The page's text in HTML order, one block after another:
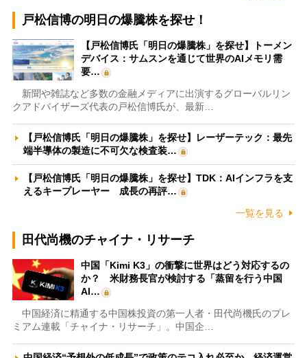
戸松信博の明日の爆騰株を探せ！
【戸松信博氏「明日の爆騰株」を探せ】トーメン
デバイス：サムスンを通じて世界のAIメモリ需
要…
新聞や雑誌など多数の金融メディアに出演するグローバルリン
クアドバイザーズ代表の戸松信博氏が、最新…
【戸松信博氏「明日の爆騰株」を探せ】レーザーテック：最先
端半導体の製造に不可欠な検査装…
【戸松信博氏「明日の爆騰株」を探せ】TDK：AIインフラを支
えるキープレーヤー 成長の再評…
一覧を見る
田代尚機のチャイナ・リサーチ
中国「Kimi K3」の衝撃に世界はどう対応するの
か？ 米財務長官が検討する「蒸留を行う中国
AI…
中国経済に精通する中国株投資の第一人者・田代尚機氏のプレ
ミアム連載「チャイナ・リサーチ」。中国企…